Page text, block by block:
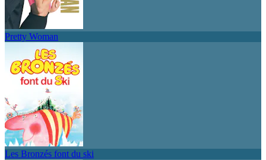
Pretty Woman
Les Bronzés font du ski